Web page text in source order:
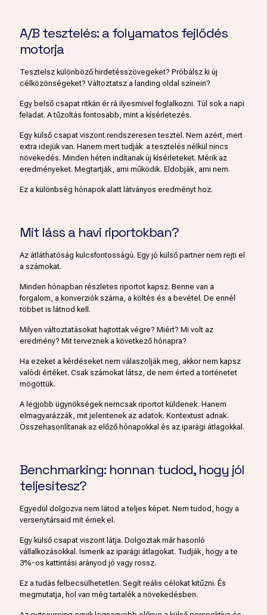
A/B tesztelés: a folyamatos fejlődés
motorja
Tesztelsz különböző hirdetésszövegeket? Próbálsz ki új
célközönségeket? Változtatsz a landing oldal színein?
Egy belső csapat ritkán ér rá ilyesmivel foglalkozni. Túl sok a napi
feladat. A tűzoltás fontosabb, mint a kísérletezés.
Egy külső csapat viszont rendszeresen tesztel. Nem azért, mert
extra idejük van. Hanem mert tudják: a tesztelés nélkül nincs
növekedés. Minden héten indítanak új kísérleteket. Mérik az
eredményeket. Megtartják, ami működik. Eldobják, ami nem.
Ez a különbség hónapok alatt látványos eredményt hoz.
Mit láss a havi riportokban?
Az átláthatóság kulcsfontosságú. Egy jó külső partner nem rejti el
a számokat.
Minden hónapban részletes riportot kapsz. Benne van a
forgalom, a konverziók száma, a költés és a bevétel. De ennél
többet is látnod kell.
Milyen változtatásokat hajtottak végre? Miért? Mi volt az
eredmény? Mit terveznek a következő hónapra?
Ha ezeket a kérdéseket nem válaszolják meg, akkor nem kapsz
valódi értéket. Csak számokat látsz, de nem érted a történetet
mögöttük.
A legjobb ügynökségek nemcsak riportot küldenek. Hanem
elmagyarázzák, mit jelentenek az adatok. Kontextust adnak.
Összehasonlítanak az előző hónapokkal és az iparági átlagokkal.
Benchmarking: honnan tudod, hogy jól
teljesítesz?
Egyedül dolgozva nem látod a teljes képet. Nem tudod, hogy a
versenytársaid mit érnek el.
Egy külső csapat viszont látja. Dolgoztak már hasonló
vállalkozásokkal. Ismerik az iparági átlagokat. Tudják, hogy a te
3%-os kattintási arányod jó vagy rossz.
Ez a tudás felbecsülhetetlen. Segít reális célokat kitűzni. És
megmutatja, hol van még tartalék a növekedésben.